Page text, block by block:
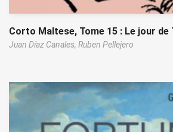
Corto Maltese, Tome 15 : Le jour de
Juan Díaz Canales, Ruben Pellejero